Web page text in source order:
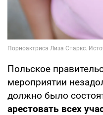
Польское
мероприятии
должно было
арестовать всех